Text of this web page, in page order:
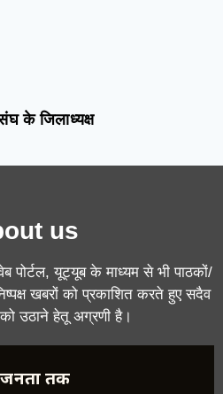
के जिलाध्यक्ष
us
पोर्टल, यूट्यूब के माध्यम से भी पाठकों/
खबरों को प्रकाशित करते हुए सदैव
उठाने हेतू अग्रणी है।
तक